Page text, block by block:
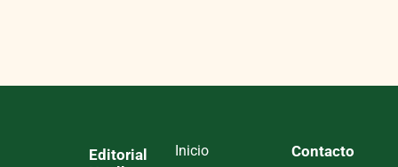
Editorial
Inicio
Contacto